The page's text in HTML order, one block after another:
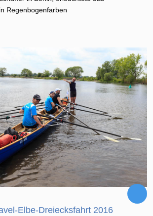
Regenbogenfarben
Elbe-Dreiecksfahrt 2016